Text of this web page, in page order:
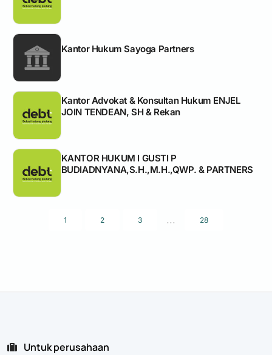
Kantor Hukum Sayoga Partners
Kantor Advokat & Konsultan Hukum ENJEL
JOIN TENDEAN, SH & Rekan
KANTOR HUKUM I GUSTI P
BUDIADNYANA,S.H.,M.H.,QWP. & PARTNERS
1 2 3 ... 28
Untuk perusahaan